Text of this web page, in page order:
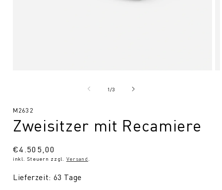
1/von
3
SKU:
M2632
Zweisitzer mit Recamiere
Normaler
Preis
€4.505,00
inkl. Steuern zzgl. Versand
Lieferzeit: 63 Tage